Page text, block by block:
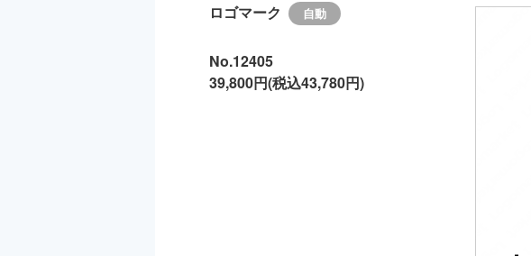
ロゴマーク
No.12405
39,800円(税込43,780円)